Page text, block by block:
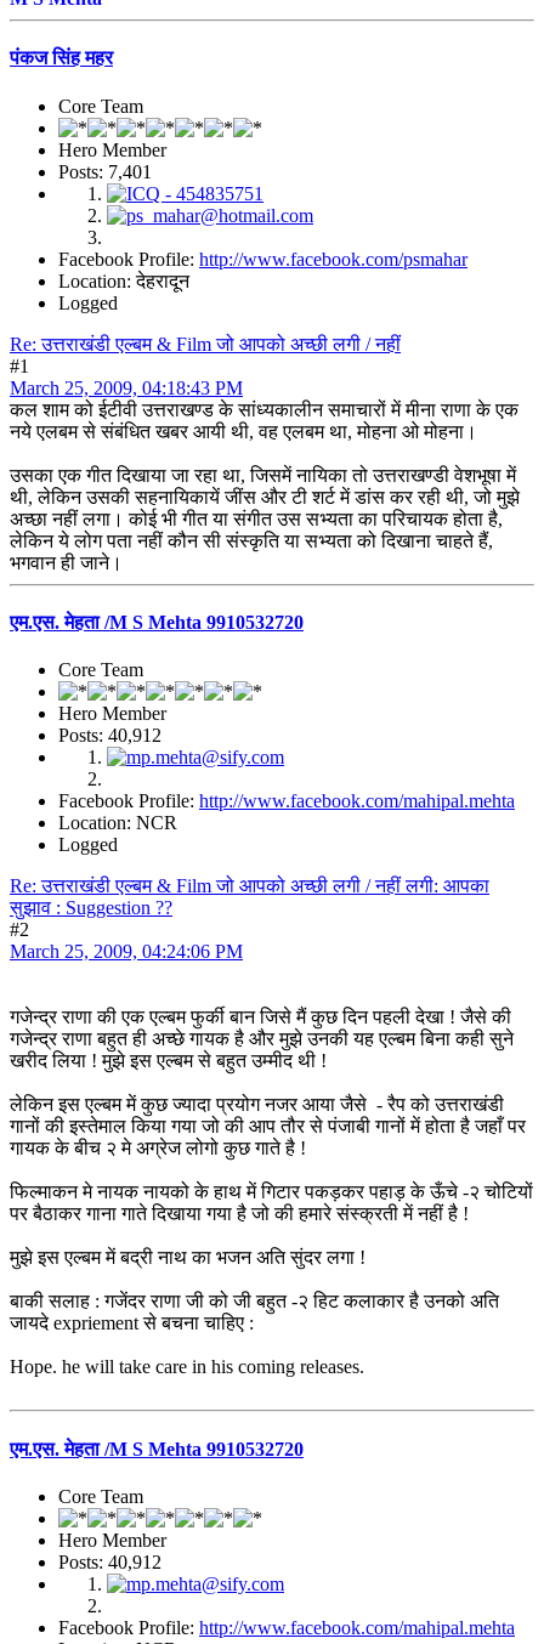
पंकज सिंह महर
Core Team
Hero Member
Posts: 7,401
Facebook Profile: http://www.facebook.com/psmahar
Location: देहरादून
Logged
Re: उत्तराखंडी एल्बम & Film जो आपको अच्छी लगी / नहीं
#1
March 25, 2009, 04:18:43 PM
कल शाम को ईटीवी उत्तराखण्ड के सांध्यकालीन समाचारों में मीना राणा के एक
नये एलबम से संबंधित खबर आयी थी, वह एलबम था, मोहना ओ मोहना।
उसका एक गीत दिखाया जा रहा था, जिसमें नायिका तो उत्तराखण्डी वेशभूषा में
थी, लेकिन उसकी सहनायिकायें जींस और टी शर्ट में डांस कर रही थी, जो मुझे
अच्छा नहीं लगा। कोई भी गीत या संगीत उस सभ्यता का परिचायक होता है,
लेकिन ये लोग पता नहीं कौन सी संस्कृति या सभ्यता को दिखाना चाहते हैं,
भगवान ही जाने।
एम.एस. मेहता /M S Mehta 9910532720
Core Team
Hero Member
Posts: 40,912
Facebook Profile: http://www.facebook.com/mahipal.mehta
Location: NCR
Logged
Re: उत्तराखंडी एल्बम & Film जो आपको अच्छी लगी / नहीं लगी: आपका
सुझाव : Suggestion ??
#2
March 25, 2009, 04:24:06 PM
गजेन्द्र राणा की एक एल्बम फुर्की बान जिसे मैं कुछ दिन पहली देखा ! जैसे की
गजेन्द्र राणा बहुत ही अच्छे गायक है और मुझे उनकी यह एल्बम बिना कही सुने
खरीद लिया ! मुझे इस एल्बम से बहुत उम्मीद थी !
लेकिन इस एल्बम में कुछ ज्यादा प्रयोग नजर आया जैसे - रैप को उत्तराखंडी
गानों की इस्तेमाल किया गया जो की आप तौर से पंजाबी गानों में होता है जहाँ पर
गायक के बीच २ मे अग्रेज लोगो कुछ गाते है !
फिल्माकन मे नायक नायको के हाथ में गिटार पकड़कर पहाड़ के ऊँचे -२ चोटियों
पर बैठाकर गाना गाते दिखाया गया है जो की हमारे संस्क्रती में नहीं है !
मुझे इस एल्बम में बद्री नाथ का भजन अति सुंदर लगा !
बाकी सलाह : गजेंदर राणा जी को जी बहुत -२ हिट कलाकार है उनको अति
जायदे expriement से बचना चाहिए :
Hope. he will take care in his coming releases.
एम.एस. मेहता /M S Mehta 9910532720
Core Team
Hero Member
Posts: 40,912
Facebook Profile: http://www.facebook.com/mahipal.mehta